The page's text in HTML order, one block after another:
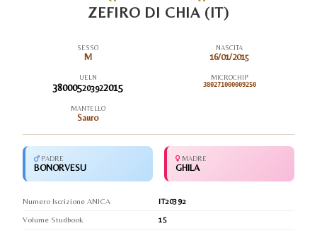
ZEFIRO DI CHIA (IT)
SESSO
M
NASCITA
16/01/2015
UELN
380005203922015
MICROCHIP
380271000009250
MANTELLO
Sauro
PADRE
BONORVESU
MADRE
GHILA
Numero Iscrizione ANICA
IT20392
Volume Studbook
15